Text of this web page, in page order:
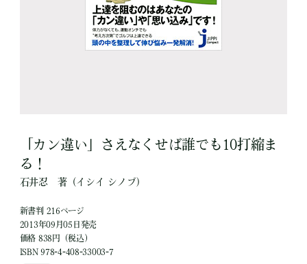
「カン違い」さえなくせば誰でも10打縮ま
る！
石井忍 著（イシイ シノブ）
新書判 216ページ
2013年09月05日発売
価格 838円（税込）
ISBN 978-4-408-33003-7